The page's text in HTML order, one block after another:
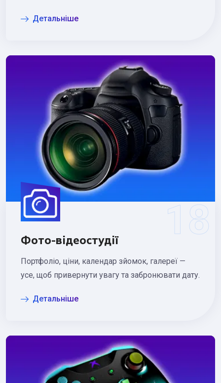
Детальніше
Фото-відеостудії
Портфоліо, ціни, календар зйомок, галереї —
усе, щоб привернути увагу та забронювати дату.
Детальніше